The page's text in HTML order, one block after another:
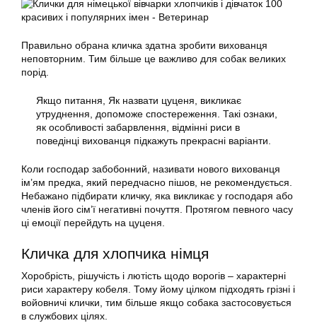
Правильно обрана кличка здатна зробити вихованця
неповторним. Тим більше це важливо для собак великих
порід.
Якщо питання, Як назвати цуценя, викликає
утруднення, допоможе спостереження. Такі ознаки,
як особливості забарвлення, відмінні риси в
поведінці вихованця підкажуть прекрасні варіанти.
Коли господар забобонний, називати нового вихованця
ім’ям предка, який передчасно пішов, не рекомендується.
Небажано підбирати кличку, яка викликає у господаря або
членів його сім’ї негативні почуття. Протягом певного часу
ці емоції перейдуть на цуценя.
Кличка для хлопчика німця
Хоробрість, рішучість і лютість щодо ворогів – характерні
риси характеру кобеля. Тому йому цілком підходять грізні і
войовничі клички, тим більше якщо собака застосовується
в службових цілях.